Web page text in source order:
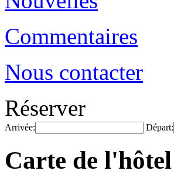
Commentaires
Nous contacter
Réserver
Arrivée: Départ:
Carte de l'hôtel